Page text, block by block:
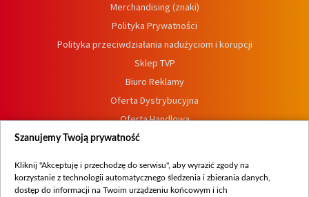
Merchandising (znaki)
Polityka Prywatności
Polityka przeciwdziałania nadużyciom i korupcji
Sklep TVP
Biuro Reklamy
Oferta Dystrybucyjna
Oferta Handlowa
Dostępność
Procedura zgłoszeń wewnętrznych
Szanujemy Twoją prywatność
Kliknij "Akceptuję i przechodzę do serwisu", aby wyrazić zgody na
korzystanie z technologii automatycznego śledzenia i zbierania danych,
dostęp do informacji na Twoim urządzeniu końcowym i ich